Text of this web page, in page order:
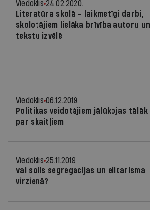
Viedoklis 24.02.2020.
Literatūra skolā – laikmetīgi darbi,
skolotājiem lielāka brīvība autoru un
tekstu izvēlē
Viedoklis 06.12.2019.
Politikas veidotājiem jālūkojas tālāk
par skaitļiem
Viedoklis 25.11.2019.
Vai solis segregācijas un elitārisma
virzienā?